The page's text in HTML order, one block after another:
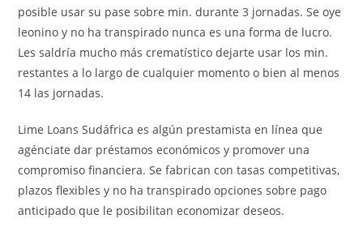
posible usar su pase sobre min. durante 3 jornadas. Se oye
leonino y no ha transpirado nunca es una forma de lucro.
Les saldría mucho más crematístico dejarte usar los min.
restantes a lo largo de cualquier momento o bien al menos
14 las jornadas.
Lime Loans Sudáfrica es algún prestamista en línea que
agénciate dar préstamos económicos y promover una
compromiso financiera. Se fabrican con tasas competitivas,
plazos flexibles y no ha transpirado opciones sobre pago
anticipado que le posibilitan economizar deseos.